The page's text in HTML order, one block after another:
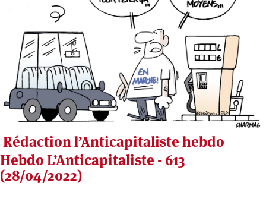
Rédaction l’Anticapitaliste hebdo
Hebdo L’Anticapitaliste - 613
(28/04/2022)